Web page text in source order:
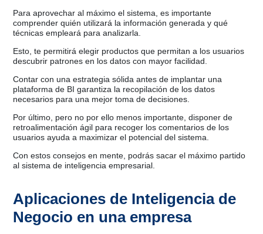
Para aprovechar al máximo el sistema, es importante
comprender quién utilizará la información generada y qué
técnicas empleará para analizarla.
Esto, te permitirá elegir productos que permitan a los usuarios
descubrir patrones en los datos con mayor facilidad.
Contar con una estrategia sólida antes de implantar una
plataforma de BI garantiza la recopilación de los datos
necesarios para una mejor toma de decisiones.
Por último, pero no por ello menos importante, disponer de
retroalimentación ágil para recoger los comentarios de los
usuarios ayuda a maximizar el potencial del sistema.
Con estos consejos en mente, podrás sacar el máximo partido
al sistema de inteligencia empresarial.
Aplicaciones de Inteligencia de
Negocio en una empresa